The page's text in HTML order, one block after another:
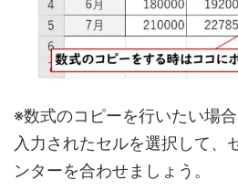
※数式のコピーを行いたい場
入力されたセルを選択して、
ンターを合わせましょう。